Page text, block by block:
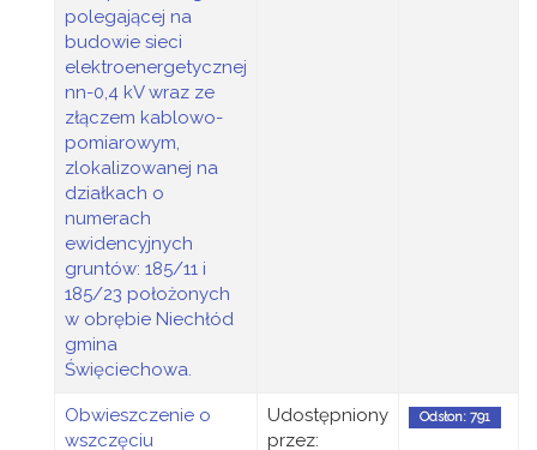
polegającej na
budowie sieci
elektroenergetycznej
nn-0,4 kV wraz ze
złączem kablowo-
pomiarowym,
zlokalizowanej na
działkach o
numerach
ewidencyjnych
gruntów: 185/11 i
185/23 położonych
w obrębie Niechłód
gmina
Święciechowa.
Obwieszczenie o
wszczęciu
Udostępniony
przez:
Odsłon: 791